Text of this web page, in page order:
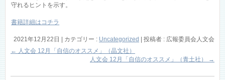
守れるヒントを示す。
書籍詳細はコチラ
2021年12月22日 カテゴリー : Uncategorized
投稿者 : 広報委員会人文会
← 人文会 12月「自信のオススメ」（晶文社）
人文会 12月「自信のオススメ」（青土社）
→